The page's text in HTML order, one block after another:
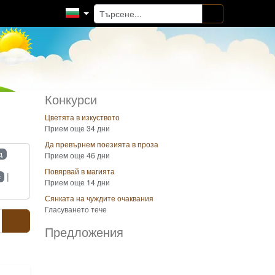
|
Конкурси
Цветята в изкуството
Прием още 34 дни
Да превърнем поезията в проза
Прием още 46 дни
Повярвай в магията
Прием още 14 дни
Сянката на чуждите очаквания
Гласуването тече
Предложения